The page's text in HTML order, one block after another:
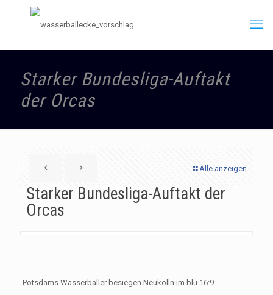
Starker Bundesliga-Auftakt
der Orcas
Alle anzeigen
Starker Bundesliga-Auftakt der
Orcas
Potsdams Wasserballer besiegen Neukölln im blu 16:9